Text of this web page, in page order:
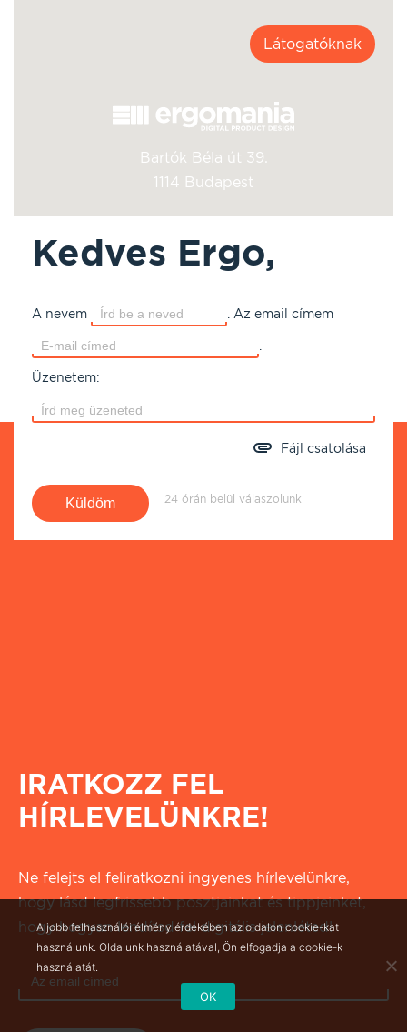
Kedves Ergo,
A nevem Az email címem
Üzenetem:
Fájl csatolása
24 órán belül válaszolunk
Bartók Béla út 39.
1114 Budapest
Látogatóknak
IRATKOZZ FEL
HÍRLEVELÜNKRE!
Ne felejts el feliratkozni ingyenes hírlevelünkre,
hogy lásd legfrissebb posztjainkat és tippjeinket,
hogy hogyan lendítsd fel digitális jelenléted!
A jobb felhasználói élmény érdekében az oldalon cookie-kat
használunk. Oldalunk használatával, Ön elfogadja a cookie-k
használatát.
OK